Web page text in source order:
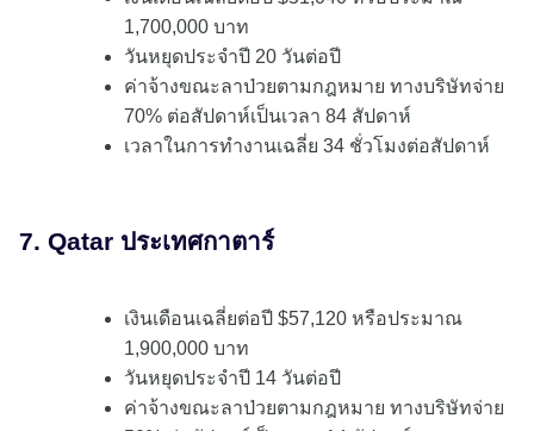
1,700,000 บาท
วันหยุดประจำปี 20 วันต่อปี
ค่าจ้างขณะลาป่วยตามกฎหมาย ทางบริษัทจ่าย
70% ต่อสัปดาห์เป็นเวลา 84 สัปดาห์
เวลาในการทำงานเฉลี่ย 34 ชั่วโมงต่อสัปดาห์
7. Qatar ประเทศกาตาร์
เงินเดือนเฉลี่ยต่อปี $57,120 หรือประมาณ
1,900,000 บาท
วันหยุดประจำปี 14 วันต่อปี
ค่าจ้างขณะลาป่วยตามกฎหมาย ทางบริษัทจ่าย